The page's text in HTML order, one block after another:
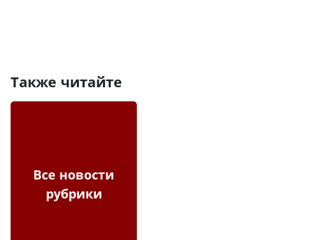
Также читайте
Все новости
рубрики